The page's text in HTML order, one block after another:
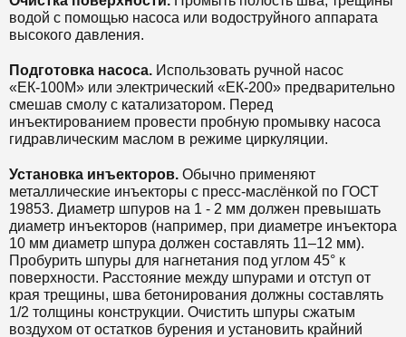
водой с помощью насоса или водоструйного аппарата
высокого давления.
Подготовка насоса. Использовать ручной насос
«ЕК-100М» или электрический «ЕК-200» предварительно
смешав смолу с катализатором. Перед
инъектированием провести пробную промывку насоса
гидравлическим маслом в режиме циркуляции.
Установка инъекторов. Обычно применяют
металлические инъекторы с пресс-маслёнкой по ГОСТ
19853. Диаметр шпуров на 1 - 2 мм должен превышать
диаметр инъекторов (например, при диаметре инъектора
10 мм диаметр шпура должен составлять 11–12 мм).
Пробурить шпуры для нагнетания под углом 45° к
поверхности. Расстояние между шпурами и отступ от
края трещины, шва бетонирования должны составлять
1/2 толщины конструкции. Очистить шпуры сжатым
воздухом от остатков бурения и установить крайний